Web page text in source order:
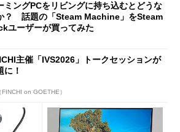
ミングPCをリビングに持ち込むとどうな
？ 話題の「Steam Machine」をSteam
ユーザーが買ってみた
主催「IVS2026」トークセッションが
に！
FINCHI on GOETHE）